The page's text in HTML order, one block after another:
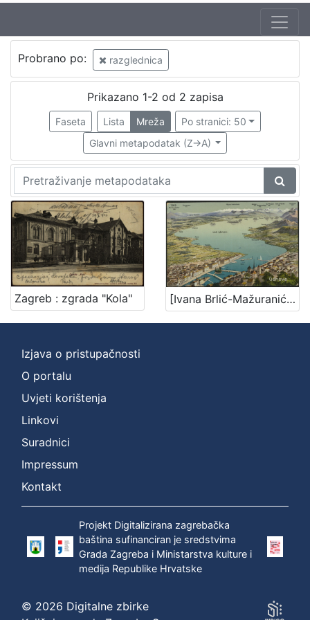
Jezik
hrvatski
Nakladnička
cjelina
Zagreb na pragu modernog doba
1
Zagrebačke razglednice
2
]
Grafička građa
Probrano po: razglednica
Prikazano 1-2 od 2 zapisa
Faseta Lista Mreža
Po stranici: 50
Glavni metapodatak (Z->A)
Zagreb : zgrada "Kola" [Ivana Brlić-Mažuranić] : [dopisnice i razglednice]
Izjava o pristupačnosti
O portalu
Uvjeti korištenja
Linkovi
Suradnici
Impressum
Kontakt
Projekt Digitalizirana zagrebačka
baština sufinanciran je sredstvima
Grada Zagreba i Ministarstva kulture i
medija Republike Hrvatske
© 2026 Digitalne zbirke